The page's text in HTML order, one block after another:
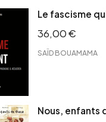
Le fascisme
36,00€
SAÏD BOUAMAMA
Nous, enfants